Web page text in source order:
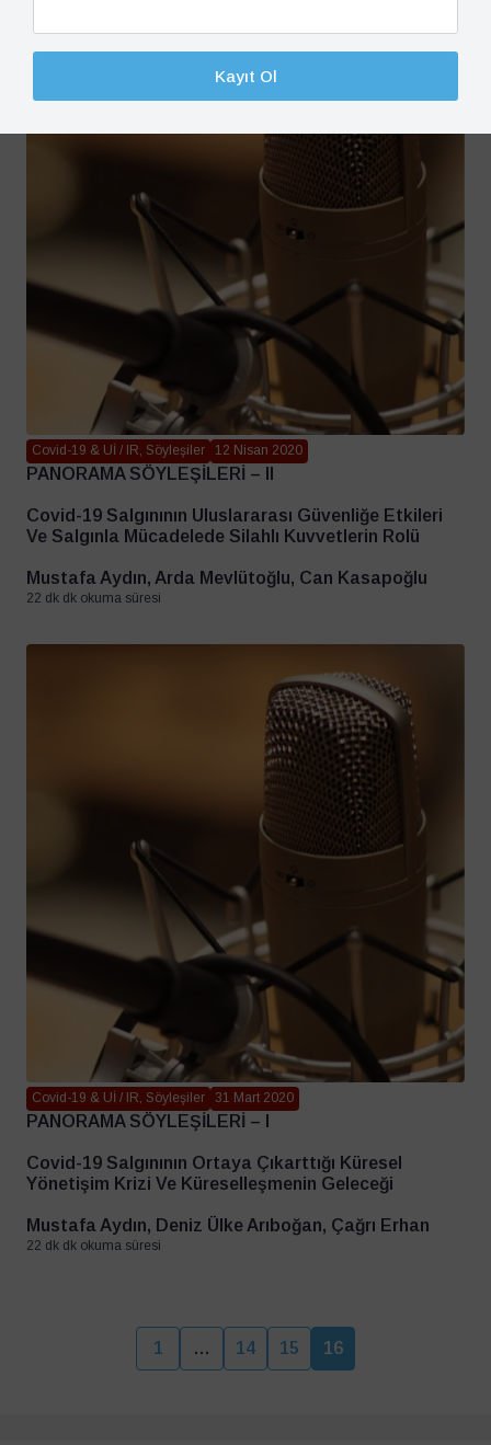
Covid-19 & Uİ / IR, Söyleşiler 12 Nisan 2020
PANORAMA SÖYLEŞİLERİ – II
Covid-19 Salgınının Uluslararası Güvenliğe Etkileri
Ve Salgınla Mücadelede Silahlı Kuvvetlerin Rolü
Mustafa Aydın, Arda Mevlütoğlu, Can Kasapoğlu
22 dk dk okuma süresi
Covid-19 & Uİ / IR, Söyleşiler 31 Mart 2020
PANORAMA SÖYLEŞİLERİ – I
Covid-19 Salgınının Ortaya Çıkarttığı Küresel
Yönetişim Krizi Ve Küreselleşmenin Geleceği
Mustafa Aydın, Deniz Ülke Arıboğan, Çağrı Erhan
22 dk dk okuma süresi
1 … 14 15 16
Kayıt Ol